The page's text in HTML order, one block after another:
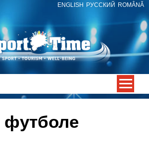
ENGLISH РУССКИЙ ROMÂNĂ
футболе